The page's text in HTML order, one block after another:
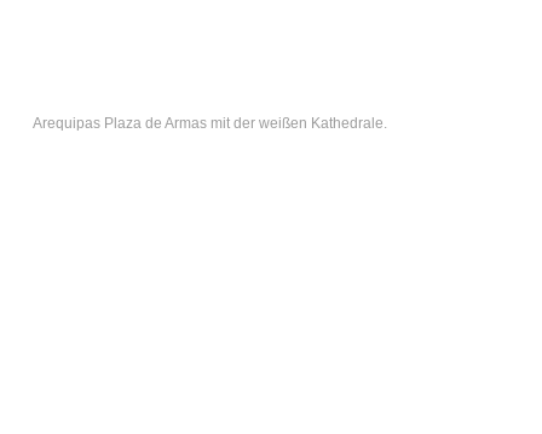
Arequipas Plaza de Armas mit der weißen Kathedrale.